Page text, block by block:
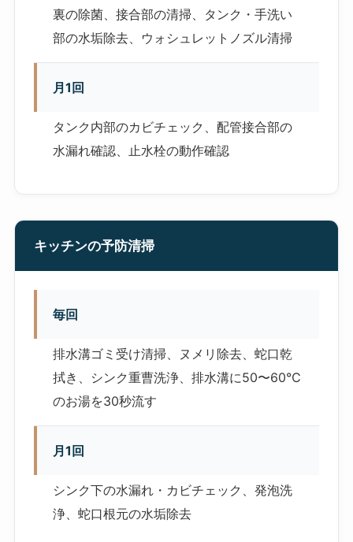
裏の除菌、接合部の清掃、タンク・手洗い
部の水垢除去、ウォシュレットノズル清掃
月1回
タンク内部のカビチェック、配管接合部の
水漏れ確認、止水栓の動作確認
キッチンの予防清掃
毎回
排水溝ゴミ受け清掃、ヌメリ除去、蛇口乾
拭き、シンク重曹洗浄、排水溝に50〜60℃
のお湯を30秒流す
月1回
シンク下の水漏れ・カビチェック、発泡洗
浄、蛇口根元の水垢除去